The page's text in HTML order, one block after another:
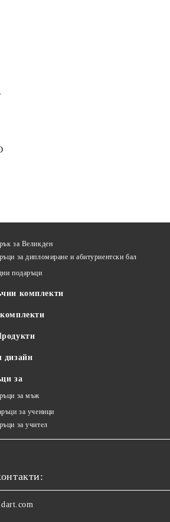
за Великден
за дипломиране и абитуриентски бал
подаръци
комплекти
за
за мъж
за ученици
за учител